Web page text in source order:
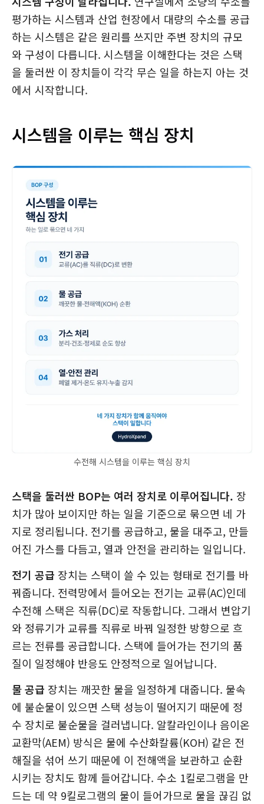
평가하는 시스템과 산업 현장에서 대량의 수소를 공급
하는 시스템은 같은 원리를 쓰지만 주변 장치의 규모
와 구성이 다릅니다. 시스템을 이해한다는 것은 스택
을 둘러싼 이 장치들이 각각 무슨 일을 하는지 아는 것
에서 시작합니다.
시스템을 이루는 핵심 장치
수전해 시스템을 이루는 핵심 장치
스택을 둘러싼 BOP는 여러 장치로 이루어집니다. 장
치가 많아 보이지만 하는 일을 기준으로 묶으면 네 가
지로 정리됩니다. 전기를 공급하고, 물을 대주고, 만들
어진 가스를 다듬고, 열과 안전을 관리하는 일입니다.
전기 공급 장치는 스택이 쓸 수 있는 형태로 전기를 바
꿔줍니다. 전력망에서 들어오는 전기는 교류(AC)인데
수전해 스택은 직류(DC)로 작동합니다. 그래서 변압기
와 정류기가 교류를 직류로 바꿔 일정한 방향으로 흐
르는 전류를 공급합니다. 스택에 들어가는 전기의 품
질이 일정해야 반응도 안정적으로 일어납니다.
물 공급 장치는 깨끗한 물을 일정하게 대줍니다. 물속
에 불순물이 있으면 스택 성능이 떨어지기 때문에 정
수 장치로 불순물을 걸러냅니다. 알칼라인이나 음이온
교환막(AEM) 방식은 물에 수산화칼륨(KOH) 같은 전
해질을 섞어 쓰기 때문에 이 전해액을 보관하고 순환
시키는 장치도 함께 들어갑니다. 수소 1킬로그램을 만
드는 데 약 9킬로그램의 물이 들어가므로 물을 끊김 없